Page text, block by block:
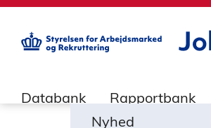
builddate: 2026-02-02 16:12:57
Databank Rapportbank